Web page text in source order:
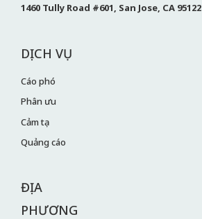
1460 Tully Road #601, San Jose, CA 95122
DỊCH VỤ
Cáo phó
Phân ưu
Cảm tạ
Quảng cáo
ĐỊA
PHƯƠNG